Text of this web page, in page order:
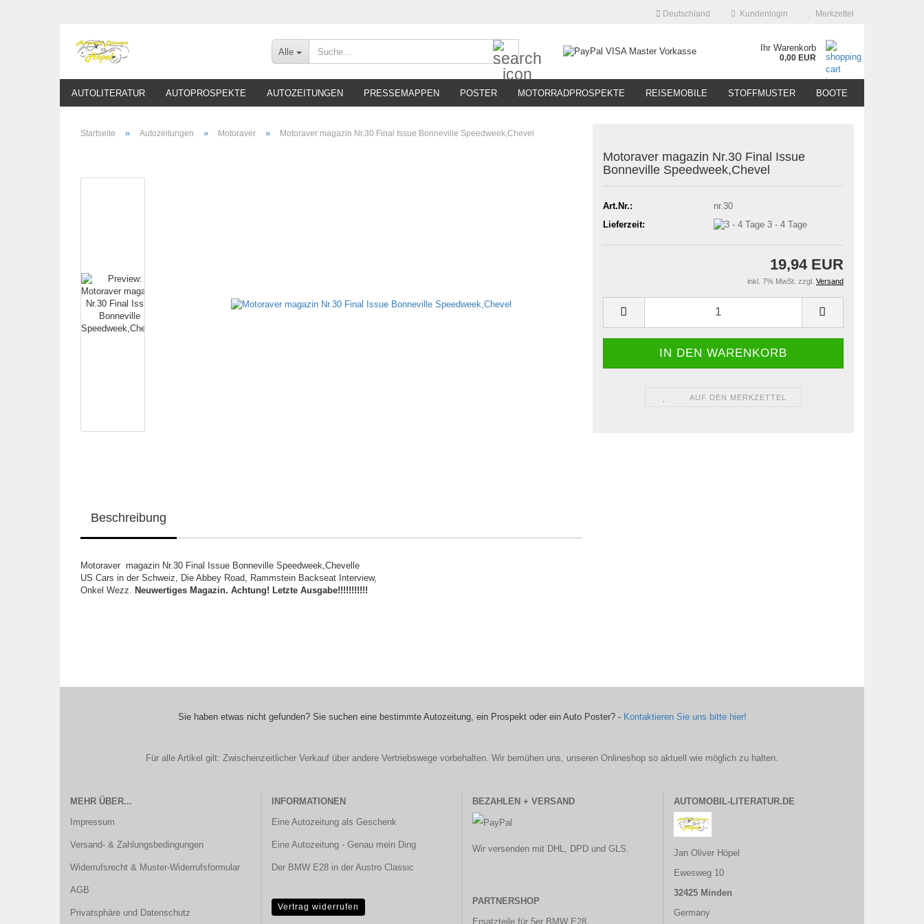
Deutschland Kundenlogin Merkzettel
Alle Ihr Warenkorb
0,00 EUR
AUTOLITERATUR AUTOPROSPEKTE AUTOZEITUNGEN PRESSEMAPPEN POSTER MOTORRADPROSPEKTE REISEMOBILE STOFFMUSTER BOOTE
Startseite » Autozeitungen » Motoraver » Motoraver magazin Nr.30 Final Issue Bonneville Speedweek,Chevel
Motoraver magazin Nr.30 Final Issue
Bonneville Speedweek,Chevel
Art.Nr.:
nr.30
Lieferzeit:
3 - 4 Tage
19,94 EUR
inkl. 7% MwSt. zzgl. Versand
AUF DEN MERKZETTEL
Beschreibung
Motoraver magazin Nr.30 Final Issue Bonneville Speedweek,Chevelle
US Cars in der Schweiz, Die Abbey Road, Rammstein Backseat Interview,
Onkel Wezz. Neuwertiges Magazin. Achtung! Letzte Ausgabe!!!!!!!!!!!
Sie haben etwas nicht gefunden? Sie suchen eine bestimmte Autozeitung, ein Prospekt oder ein Auto Poster? - Kontaktieren Sie uns bitte hier!
Für alle Artikel gilt: Zwischenzeitlicher Verkauf über andere Vertriebswege vorbehalten. Wir bemühen uns, unseren Onlineshop so aktuell wie möglich zu halten.
MEHR ÜBER...
Impressum
Versand- & Zahlungsbedingungen
Widerrufsrecht & Muster-Widerrufsformular
AGB
Privatsphäre und Datenschutz
INFORMATIONEN
Eine Autozeitung als Geschenk
Eine Autozeitung - Genau mein Ding
Der BMW E28 in der Austro Classic
Vertrag widerrufen
BEZAHLEN + VERSAND
Wir versenden mit DHL, DPD und GLS.
PARTNERSHOP
Ersatzteile für 5er BMW E28
AUTOMOBIL-LITERATUR.DE
Jan Oliver Höpel
Ewesweg 10
32425 Minden
Germany